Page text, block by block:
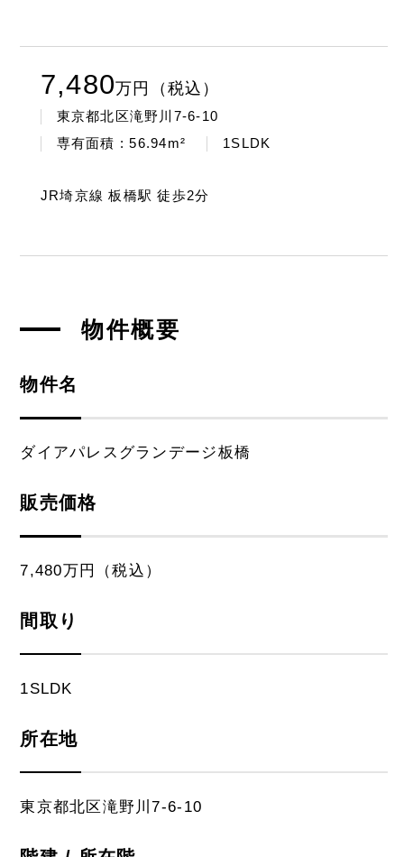
7,480万円（税込）
東京都北区滝野川7-6-10
専有面積 : 56.94m²
1SLDK
JR埼京線 板橋駅 徒歩2分
物件概要
物件名
ダイアパレスグランデージ板橋
販売価格
7,480万円（税込）
間取り
1SLDK
所在地
東京都北区滝野川7-6-10